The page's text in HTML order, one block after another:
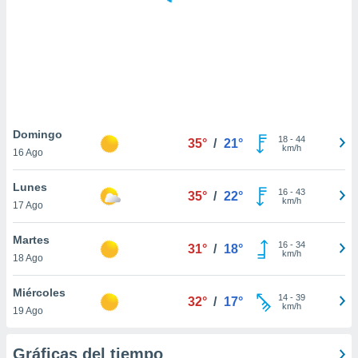
únicos
similares
como
IP
posible
traten tus
en
Para
Domingo
16 Ago
35° / 21° 18- 44
km/h
Lunes
17 Ago
35° / 22° 16- 43
km/h
Martes
18 Ago
31° / 18° 16- 34
km/h
Miércoles
19 Ago
32° / 17° 14- 39
km/h
Gráficas del tiempo